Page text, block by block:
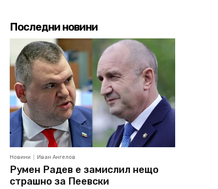
Последни новини
Новини Иван Ангелов
Румен Радев е замислил нещо
страшно за Пеевски